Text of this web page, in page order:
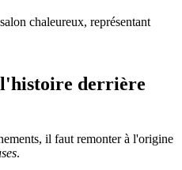
derrière
il faut remonter à l'origine
.